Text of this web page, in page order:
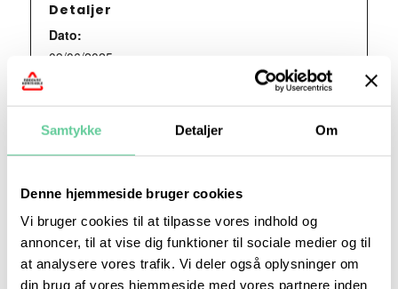
Samtykke Detaljer Om
Denne hjemmeside bruger cookies
Vi bruger cookies til at tilpasse vores indhold og
annoncer, til at vise dig funktioner til sociale medier og til
at analysere vores trafik. Vi deler også oplysninger om
din brug af vores hjemmeside med vores partnere inden
Detaljer
Dato:
09/06/2025
18:15 - 21:15
Series:
Begivenhed Kategori:
Teori 7 - mandagshold